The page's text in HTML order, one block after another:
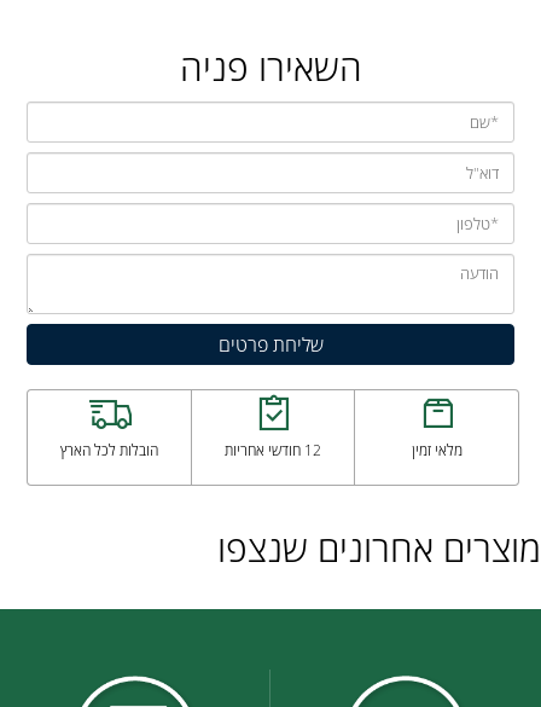
השאירו פניה
מלאי זמין 12 חודשי אחריות הובלות לכל הארץ
מוצרים אחרונים שנצפו